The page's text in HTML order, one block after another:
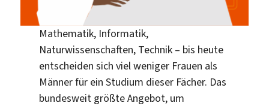
Mathematik, Informatik,
Naturwissenschaften, Technik – bis heute
entscheiden sich viel weniger Frauen als
Männer für ein Studium dieser Fächer. Das
bundesweit größte Angebot, um